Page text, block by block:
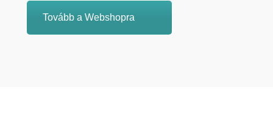
Tovább a Webshopra